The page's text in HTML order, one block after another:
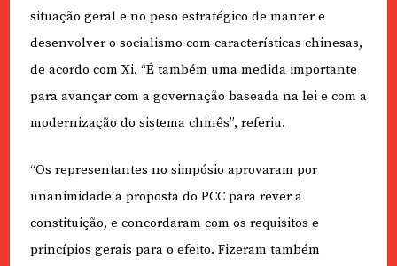
situação geral e no peso estratégico de manter e
desenvolver o socialismo com características chinesas,
de acordo com Xi. “É também uma medida importante
para avançar com a governação baseada na lei e com a
modernização do sistema chinês”, referiu.
“Os representantes no simpósio aprovaram por
unanimidade a proposta do PCC para rever a
constituição, e concordaram com os requisitos e
princípios gerais para o efeito. Fizeram também